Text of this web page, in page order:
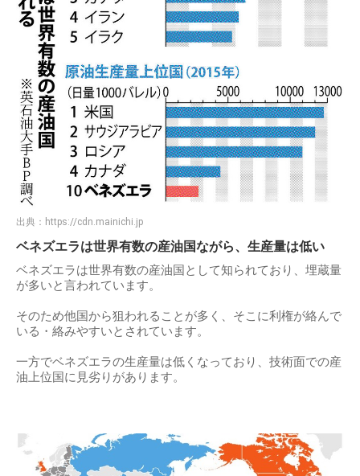
出典： https://cdn.mainichi.jp
ベネズエラは世界有数の産油国ながら、生産量は低い
ベネズエラは世界有数の産油国として知られており、埋蔵量
が多いと言われています。
そのため他国から狙われることが多く、そこに利権が絡んで
いる・絡みやすいとされています。
一方でベネズエラの生産量は低くなっており、技術面での産
油上位国に見劣りがあります。